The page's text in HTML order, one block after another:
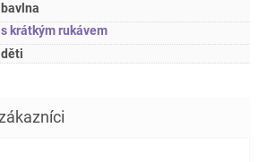
bavlna
s krátkým rukávem
děti